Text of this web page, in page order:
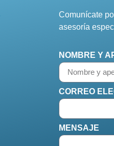
Comunícate
asesoría
NOMBRE Y
CORREO
MENSAJE